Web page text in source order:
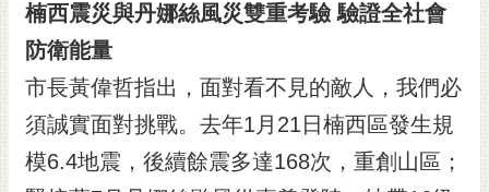
祭
網
站
導
覽
訂
楠西震災與丹娜絲風災雙重考驗 驗證全社會
防衛能量
市長黃偉哲指出，面對看不見的敵人，我們必
須誠實面對挑戰。去年1月21日楠西區發生規
模6.4地震，後續餘震多達168次，重創山區；